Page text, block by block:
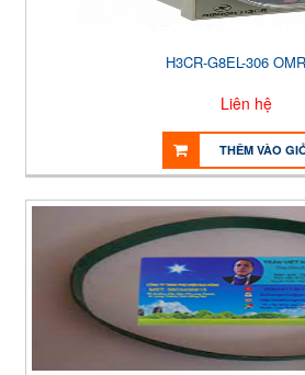
H3CR-G8EL-306
Liên hệ
THÊM VÀO